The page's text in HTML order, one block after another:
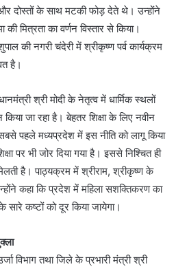
दोस्तों के साथ मटकी फोड़ देते थे। उन्होंने
की मित्रता का वर्णन विस्तार से किया।
की नगरी चंदेरी में श्रीकृष्ण पर्व कार्यक्रम
है।
श्री मोदी के नेतृत्व में धार्मिक स्थलों
जा रहा है। बेहतर शिक्षा के लिए नवीन
पहले मध्यप्रदेश में इस नीति को लागू किया
पर भी जोर दिया गया है। इससे निश्चित ही
है। पाठ्यक्रम में श्रीराम, श्रीकृष्ण के
कहा कि प्रदेश में महिला सशक्तिकरण का
सारे कष्टों को दूर किया जायेगा।
विभाग तथा जिले के प्रभारी मंत्री श्री